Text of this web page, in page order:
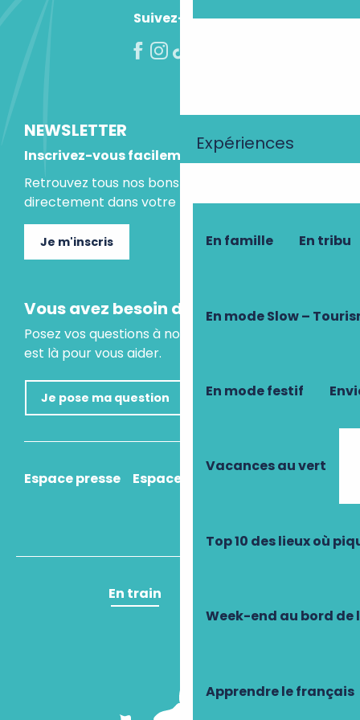
Expériences
En famille En tribu
En mode Slow –
En mode festif
Vacances au vert
Top 10 des lieux où
Week-end au bord de
Apprendre le français
Suivez-nous !
NEWSLETTER
Inscrivez-vous facilement
Retrouvez tous nos bons plans et idées séjours
directement dans votre boite mail.
Je m'inscris
Vous avez besoin d'un conseil ?
Posez vos questions à notre assistant virtuel, il
est là pour vous aider.
Je pose ma question
Espace presse Espace pro
En train